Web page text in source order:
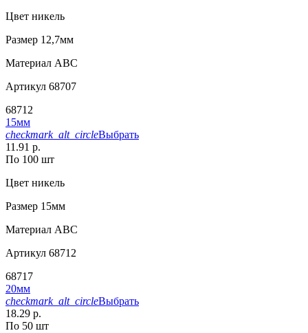
Цвет никель
Размер 12,7мм
Материал АВС
Артикул 68707
68712
15мм
checkmark_alt_circleВыбрать
11.91 р.
По 100 шт
Цвет никель
Размер 15мм
Материал АВС
Артикул 68712
68717
20мм
checkmark_alt_circleВыбрать
18.29 р.
По 50 шт